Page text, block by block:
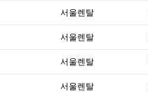
서울렌탈
서울렌탈
서울렌탈
서울렌탈